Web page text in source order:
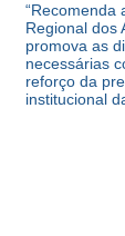
“Recomenda
Regional dos
promova as
necessárias
reforço da
institucional